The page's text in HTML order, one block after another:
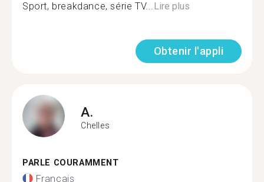
Sport, breakdance, série TV...Lire plus
Obtenir l'appli
A.
Chelles
PARLE COURAMMENT
Français